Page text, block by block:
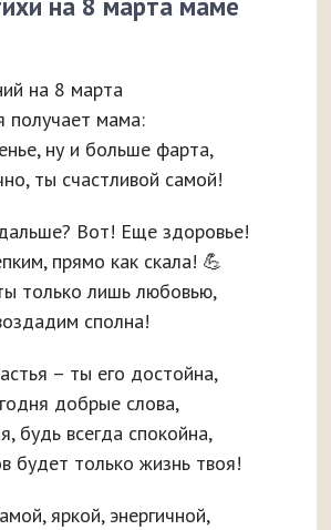
на 8 марта
получает мама:
ну и больше фарта,
ты счастливой самой!
Вот! Еще здоровье!
прямо как скала! 💪
только лишь любовью,
сполна!
– ты его достойна,
добрые слова,
будь всегда спокойна,
будет только жизнь твоя!
яркой, энергичной,